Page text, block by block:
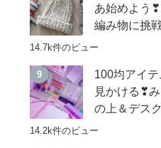
あ始めよう
編み物に挑
14.7k件のビュー
100均アイ
見かける❣
の上＆デス
14.2k件のビュー